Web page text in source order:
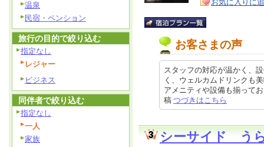
ア
徴 お気に入りに
お客さまの声
スタッフの対応が温かく、
く、ウェルカムドリンクも
アメニティや設備も揃って
稿 つづきはこちら
シーサイド う
温泉
民宿・ペンション
旅行の目的で絞り込む
指定なし
レジャー
ビジネス
同伴者で絞り込む
指定なし
一人
家族